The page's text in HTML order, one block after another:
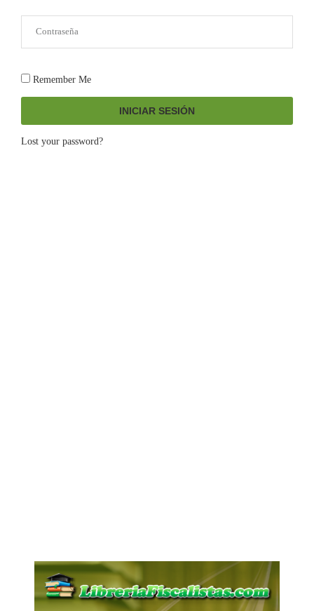
Remember Me
INICIAR SESIÓN
Lost your password?